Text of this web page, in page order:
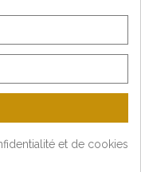
et de cookies